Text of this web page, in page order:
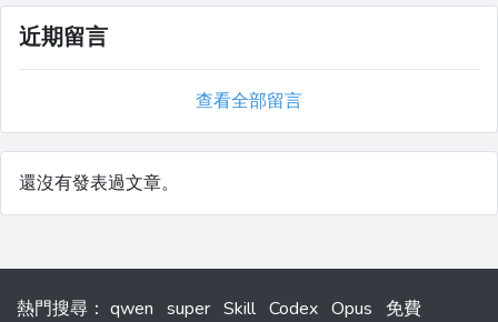
近期留言
查看全部留言
還沒有發表過文章。
熱門搜尋 ： qwen super Skill Codex Opus
免費